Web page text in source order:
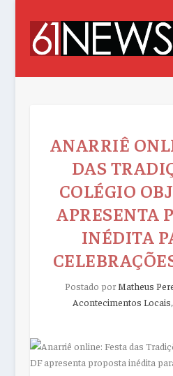
ANARRIÊ
DAS
COLÉGIO
APRESENTA
INÉDITA
Postado por Matheus
Acontecimentos Locais,